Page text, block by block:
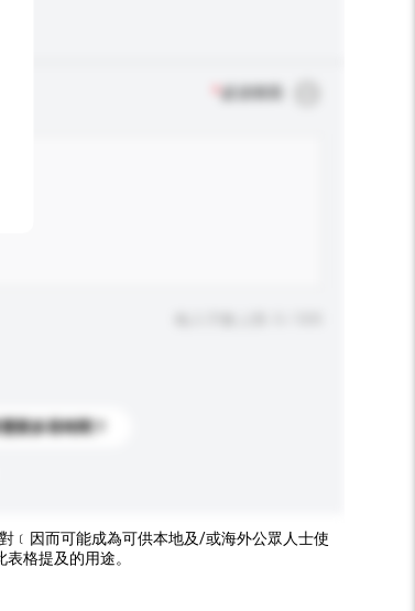
要多長時間？
﹝因而可能成為可供本地及/或海外公眾人士使
格提及的用途。